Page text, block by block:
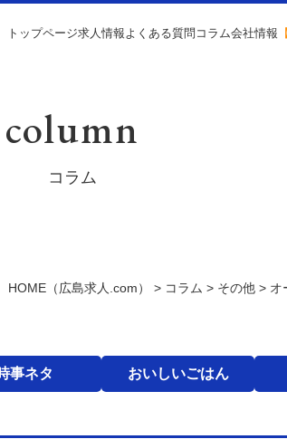
トップページ求人情報よくある質問 コラム会社情報
column
コラム
HOME （広島求人.com） > コラム > その他 > オ
事ネタ おいしいごはん